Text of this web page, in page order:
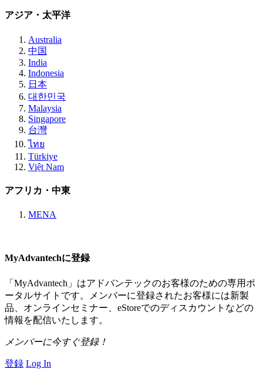
アジア・太平洋
Australia
中国
India
Indonesia
日本
대한민국
Malaysia
Singapore
台灣
ไทย
Türkiye
Việt Nam
アフリカ・中東
MENA
MyAdvantechに登録
「MyAdvantech」はアドバンテックのお客様のための専用ポ
ータルサイトです。メンバーに登録されたお客様には新製
品、オンラインセミナー、eStoreでのディスカウントなどの
情報を配信いたします。
メンバーに今すぐ登録！
登録 Log In